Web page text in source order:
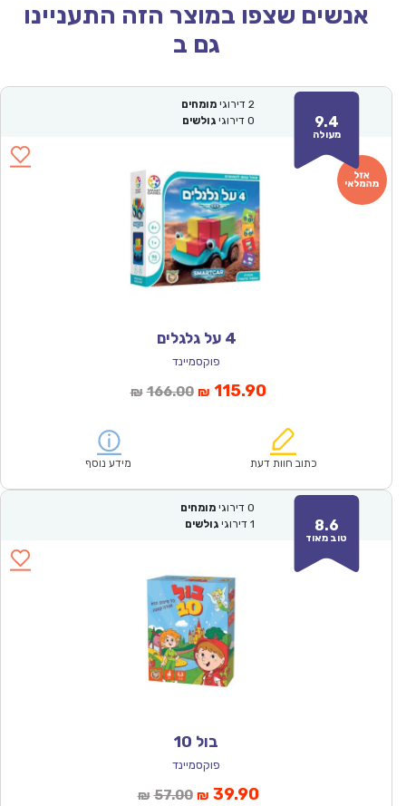
אנשים שצפו במוצר הזה התעניינו
גם ב
9.4
מעולה
2 דירוגי מומחים
0 דירוגי גולשים
4 על גלגלים
פוקסמיינד
₪ 166.00המחיר
₪166.00.
₪ 115.90המחיר
הוא:
כתוב חוות דעת מידע נוסף
8.6
טוב מאוד
0 דירוגי מומחים
1 דירוגי גולשים
בול 10
פוקסמיינד
₪ 57.00המחיר
₪ 39.90המחיר